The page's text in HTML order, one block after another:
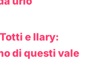
e Ilary:
di questi vale